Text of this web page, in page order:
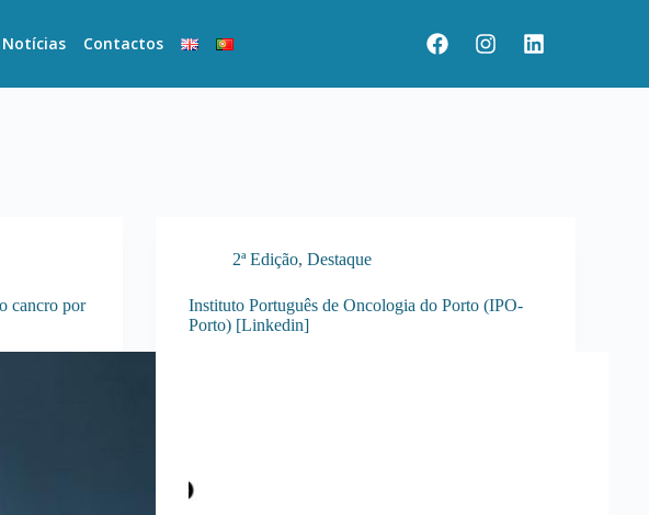
Notícias Contactos
cancro por
2ª Edição, Destaque
Instituto Português de Oncologia do Porto (IPO-
Porto) [Linkedin]